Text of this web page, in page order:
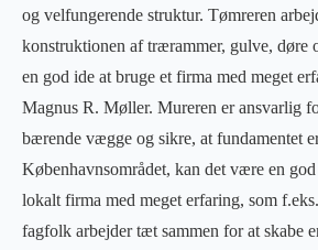
og velfungerende struktur. Tømreren
konstruktionen af trærammer, gulve, døre
en god ide at bruge et firma med meget
Magnus R. Møller. Mureren er ansvarlig
bærende vægge og sikre, at fundamentet
Københavnsområdet, kan det være en
lokalt firma med meget erfaring, som
fagfolk arbejder tæt sammen for at skabe